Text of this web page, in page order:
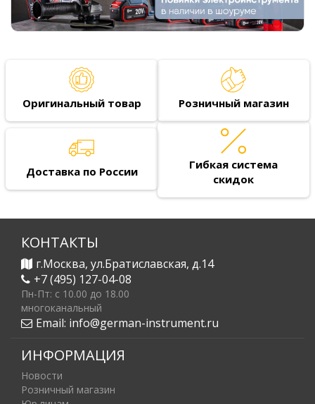
Оригинальный товар Розничный магазин
Доставка по России
Гибкая система
скидок
КОНТАКТЫ
г.Москва, ул.Братиславская, д.14
+7 (495) 127-04-08
Пн-Пт: c 10.00 до 18.00
многоканальный
Email: info@german-instrument.ru
ИНФОРМАЦИЯ
Новости
Розничный магазин